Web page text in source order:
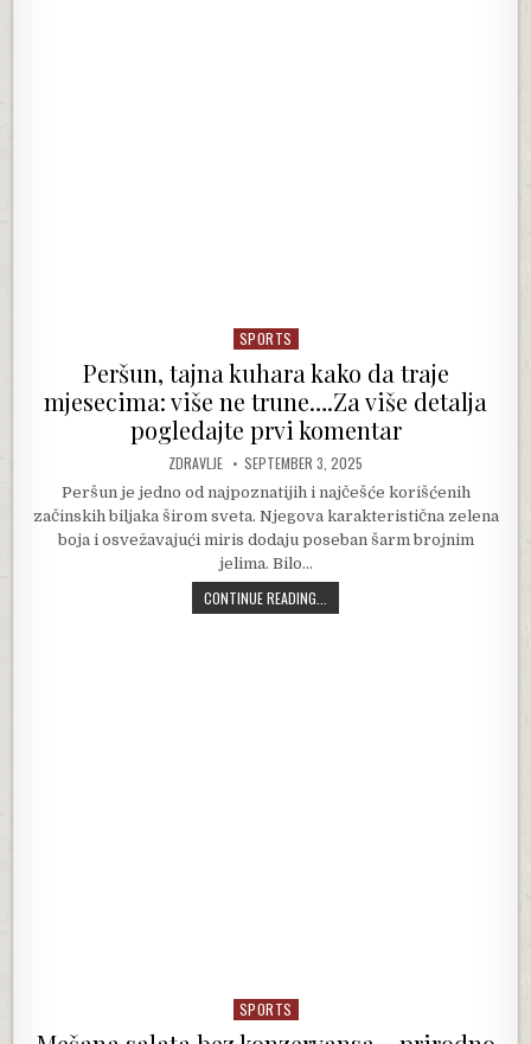
Posted in
SPORTS
Peršun, tajna kuhara kako da traje
mjesecima: više ne trune….Za više detalja
pogledajte prvi komentar
AUTHOR:
ZDRAVLJE PUBLISHED DATE:
SEPTEMBER 3, 2025
Peršun je jedno od najpoznatijih i najčešće korišćenih
začinskih biljaka širom sveta. Njegova karakteristična zelena
boja i osvežavajući miris dodaju poseban šarm brojnim
jelima. Bilo…
CONTINUE READING...
Posted in
SPORTS